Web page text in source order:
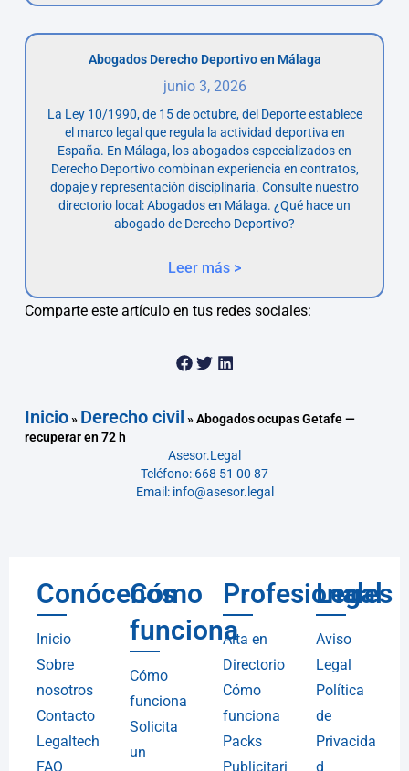
Abogados Derecho Deportivo en Málaga
junio 3, 2026
La Ley 10/1990, de 15 de octubre, del Deporte establece
el marco legal que regula la actividad deportiva en
España. En Málaga, los abogados especializados en
Derecho Deportivo combinan experiencia en contratos,
dopaje y representación disciplinaria. Consulte nuestro
directorio local: Abogados en Málaga. ¿Qué hace un
abogado de Derecho Deportivo?
Leer más >
Comparte este artículo en tus redes sociales:
Inicio» Derecho civil »Abogados ocupas Getafe —
recuperar en 72 h
Asesor.Legal
Teléfono: 668 51 00 87
Email: info@asesor.legal
Conócenos
Inicio
Sobre
nosotros
Contacto
Legaltech
FAQ
Cómo
funciona
Cómo
funciona
Solicita
un
Profesionales
Alta en
Directorio
Cómo
funciona
Packs
Publicitari
Legal
Aviso
Legal
Política
de
Privacida
d